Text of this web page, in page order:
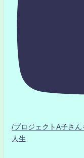
/プロジェクトA子さ
人生